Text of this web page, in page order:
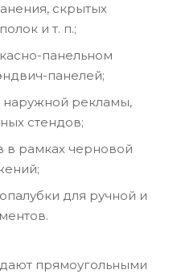
скрытых
и т. п.;
панельном
панелей;
наружной рекламы,
стендов;
в рамках черновой
для ручной и
прямоугольными